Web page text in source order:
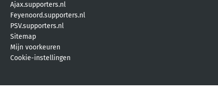
Ajax.supporters.nl
Feyenoord.supporters.nl
PSV.supporters.nl
Sitemap
Mijn voorkeuren
Cookie-instellingen